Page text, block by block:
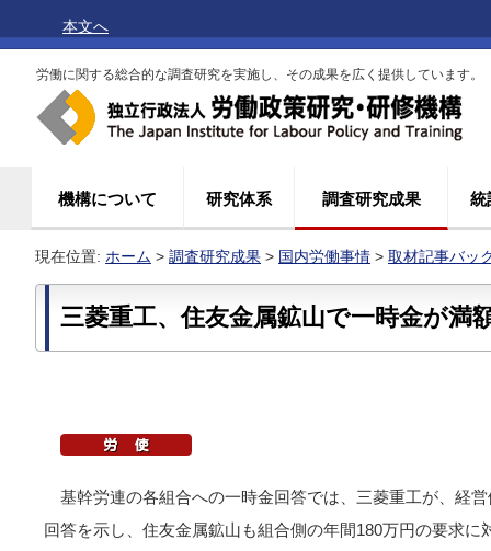
本文へ
労働に関する総合的な調査研究を実施し、その成果を広く提供しています。
機構について 研究体系 調査研究成果 統
現在位置: ホーム > 調査研究成果 > 国内労働事情 > 取材記事バッ
三菱重工、住友金属鉱山で一時金が満
基幹労連の各組合への一時金回答では、三菱重工が、経
回答を示し、住友金属鉱山も組合側の年間180万円の要求